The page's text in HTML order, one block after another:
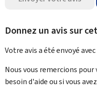
Donnez un avis sur
Votre avis a été envoyé avec
Nous vous remercions
besoin d'aide ou si vous